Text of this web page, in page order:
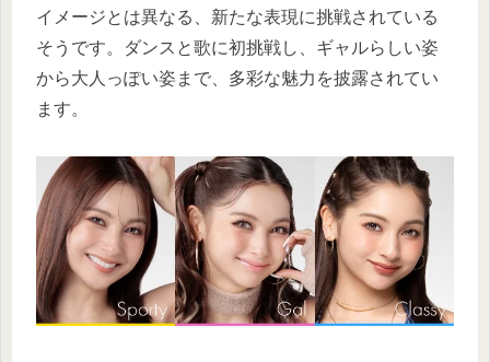
イメージとは異なる、新たな表現に挑戦されている
そうです。ダンスと歌に初挑戦し、ギャルらしい姿
から大人っぽい姿まで、多彩な魅力を披露されてい
ます。